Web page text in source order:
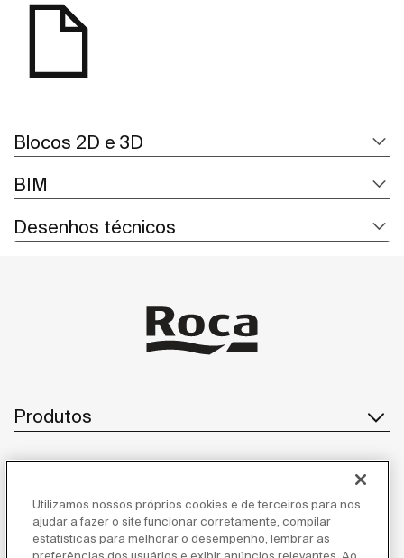
Blocos 2D e 3D
BIM
Desenhos técnicos
Produtos
Atendimento ao cliente
Utilizamos nossos próprios cookies e de terceiros para nos
ajudar a fazer o site funcionar corretamente, compilar
estatísticas para melhorar o desempenho, lembrar as